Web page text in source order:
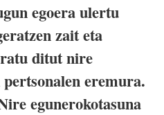
egoera ulertu
zait eta
ditut nire
eremura.
egunerokotasuna